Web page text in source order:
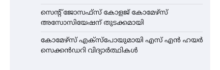
സെന്റ് ജോസഫ്സ് കോളജ് കോമേഴ്‌സ്
അസോസിയേഷന് തുടക്കമായി
കോമേഴ്സ് എക്സ്പോയുമായി എസ് എൻ ഹയർ
സെക്കൻഡറി വിദ്യാർത്ഥികൾ